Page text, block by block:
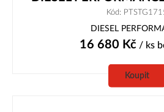
Kód:
DIESEL
16 680 Kč/ ks
Koupit